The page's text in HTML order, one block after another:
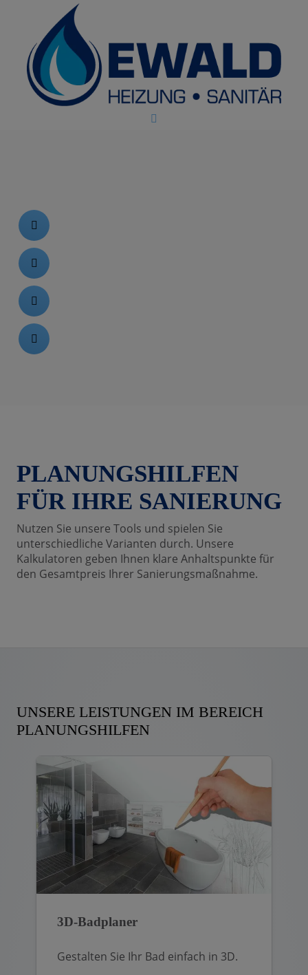
PLANUNGSHILFEN
FÜR IHRE SANIERUNG
Nutzen Sie unsere Tools und spielen Sie
unterschiedliche Varianten durch. Unsere
Kalkulatoren geben Ihnen klare Anhaltspunkte für
den Gesamtpreis Ihrer Sanierungsmaßnahme.
UNSERE LEISTUNGEN IM BEREICH
PLANUNGSHILFEN
3D-Badplaner
Gestalten Sie Ihr Bad einfach in 3D.
schließen
öffnen und schließen